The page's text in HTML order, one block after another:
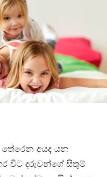
අයද යන
විට දරුවන්ගේ සිතුම්